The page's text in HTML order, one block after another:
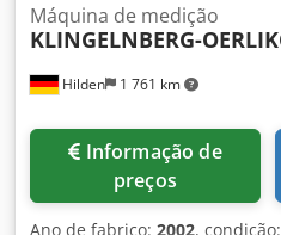
Hilden 1 761 km
Máquina de medição
KLINGELNBERG-
preços
Ano de fabrico: 2002, condição: